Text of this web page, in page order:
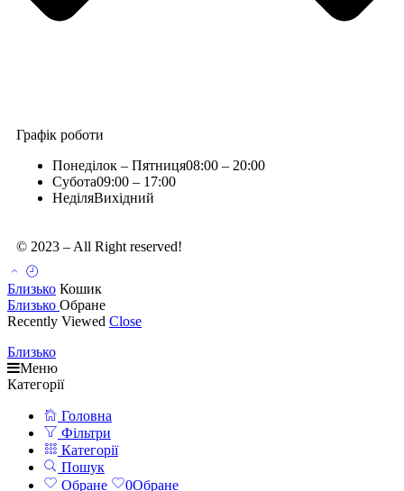
Графік роботи
Понеділок – Пятниця08:00 – 20:00
Субота09:00 – 17:00
НеділяВихідний
© 2023 – All Right reserved!
Близько Кошик
Близько Обране
Recently Viewed Close
Близько
Меню
Категорії
Головна
Фільтри
Категорії
Пошук
Обране
0Обране